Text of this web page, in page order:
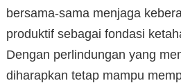
bersama-sama menjaga
produktif sebagai fondasi
Dengan perlindungan yang
diharapkan tetap mampu